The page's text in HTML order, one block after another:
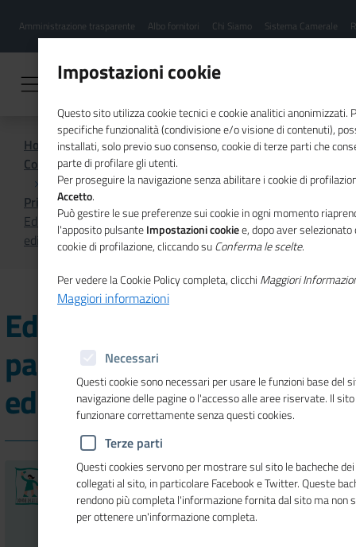
contenuto
Menu
hamburgher
Amministrazione trasparente Albo fornitori Chi Siamo Sistema Camerale
Home
Comunicazione istituzionale per il sistema camerale
Primo Piano
Educazione finanziaria, parte il 24 giugno la nuova
edizione di Donne in attivo
Educazione finanziaria,
parte il 24 giugno la nuova
edizione di Donne in attivo
Impostazioni cookie
Questo sito utilizza cookie tecnici e cookie analitici anonimizzati.
specifiche funzionalità (condivisione e/o visione di contenuti),
installati, solo previo suo consenso, cookie di terze parti che
parte di profilare gli utenti.
Per proseguire la navigazione senza abilitare i cookie di
Accetto.
Può gestire le sue preferenze sui cookie in ogni momento
l'apposito pulsanteImpostazioni cookiee, dopo aver
cookie di profilazione, cliccando suConferma le scelte.
Per vedere la Cookie Policy completa, clicchi Maggiori
Maggiori informazioni
Necessari
Questi cookie sono necessari per usare le funzioni base del
navigazione delle pagine o l'accesso alle aree riservate. Il
funzionare correttamente senza questi cookies.
Terze parti
Questi cookies servono per mostrare sul sito le bacheche
collegati al sito, in particolare Facebook e Twitter. Queste
rendono più completa l'informazione fornita dal sito ma non
per ottenere un'informazione completa.